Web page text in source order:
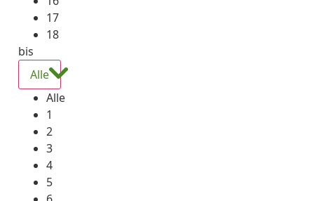
17
18
bis
Alle
Alle
1
2
3
4
5